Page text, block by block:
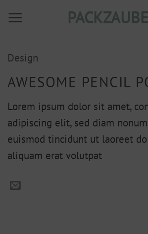
Inhalt
Design
AWESOME PENCIL
Lorem ipsum dolor sit amet,
adipiscing elit, sed diam
euismod tincidunt ut laoreet
aliquam erat volutpat